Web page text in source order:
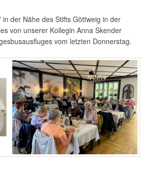
in der Nähe des Stifts Göttweig in der
von unserer Kollegin Anna Skender
vom letzten Donnerstag.